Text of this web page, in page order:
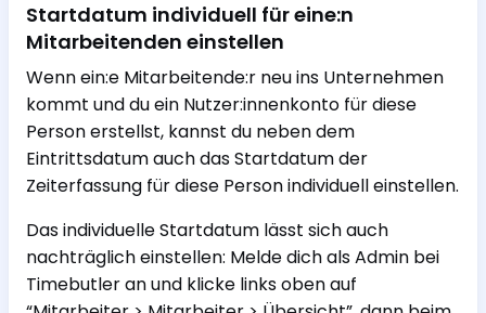
Startdatum individuell für eine:n
Mitarbeitenden einstellen
Wenn ein:e Mitarbeitende:r neu ins Unternehmen
kommt und du ein Nutzer:innenkonto für diese
Person erstellst, kannst du neben dem
Eintrittsdatum auch das Startdatum der
Zeiterfassung für diese Person individuell einstellen.
Das individuelle Startdatum lässt sich auch
nachträglich einstellen: Melde dich als Admin bei
Timebutler an und klicke links oben auf